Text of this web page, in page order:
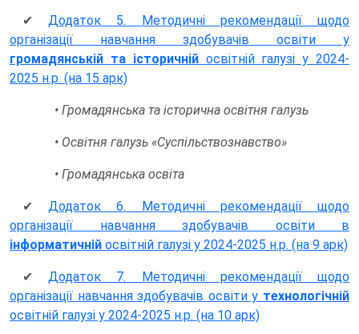
✔Додаток 5. Методичні рекомендації щодо
організації навчання здобувачів освіти у
громадянській та історичнійосвітній галузі у 2024-
2025 н.р. (на 15 арк)
• Громадянська та історична освітня галузь
• Освітня галузь «Суспільствознавство»
• Громадянська освіта
✔Додаток 6. Методичні рекомендації щодо
організації навчання здобувачів освіти в
інформатичній освітній галузі у 2024-2025 н.р. (на 9 арк)
✔Додаток 7. Методичні рекомендації щодо
організації навчання здобувачів освіти у технологічній
освітній галузі у 2024-2025 н.р. (на 10 арк)